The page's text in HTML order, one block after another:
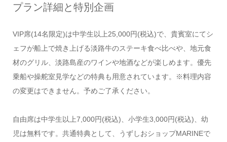
プラン詳細と特別企画
VIP席(14名限定)は中学生以上25,000円(税込)で、貴賓室にてシ
ェフが船上で焼き上げる淡路牛のステーキ食べ比べや、地元食
材のグリル、淡路島産のワインや地酒などが楽しめます。優先
乗船や操舵室見学などの特典も用意されています。※料理内容
の変更はできません。予めご了承ください。
自由席は中学生以上7,000円(税込)、小学生3,000円(税込)、幼
児は無料です。共通特典として、うずしおショップMARINEで